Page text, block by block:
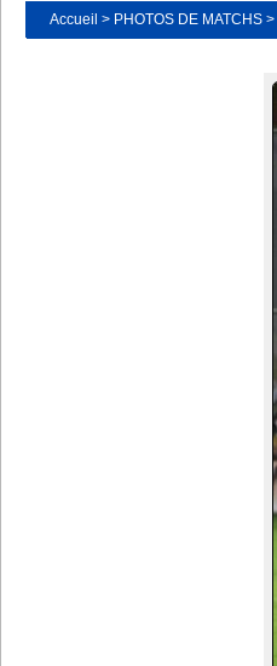
Accueil > PHOTOS DE MATCHS >